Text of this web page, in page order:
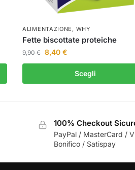
ALIMENTAZIONE WHY
Fette biscottate proteiche
9,90€ 8,40€
Scegli
100% Checkout
PayPal / MasterCard /
Bonifico / Satispay